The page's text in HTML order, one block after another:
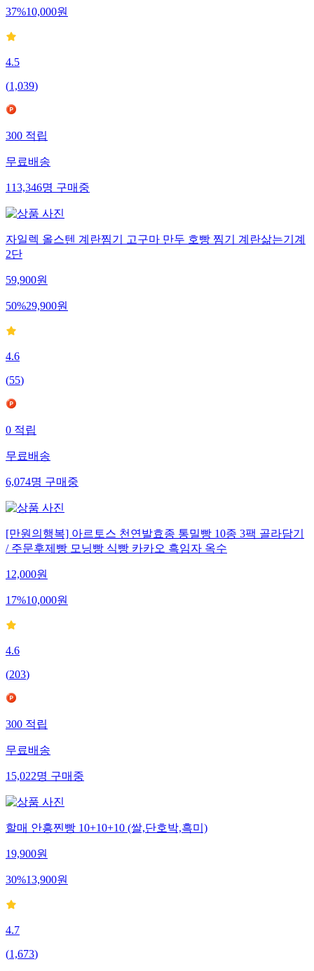
37%10,000원
4.5
(1,039)
300적립
무료배송
113,346명구매중
자일렉 올스텐 계란찜기 고구마 만두 호빵 찜기 계란삶는기계
2단
59,900원
50%29,900원
4.6
(55)
0적립
무료배송
6,074명구매중
[만원의행복] 아르토스 천연발효종 통밀빵 10종 3팩 골라담기
/ 주문후제빵 모닝빵 식빵 카카오 흑임자 옥수
12,000원
17%10,000원
4.6
(203)
300적립
무료배송
15,022명구매중
할매 안흥찐빵 10+10+10 (쌀,단호박,흑미)
19,900원
30%13,900원
4.7
(1,673)